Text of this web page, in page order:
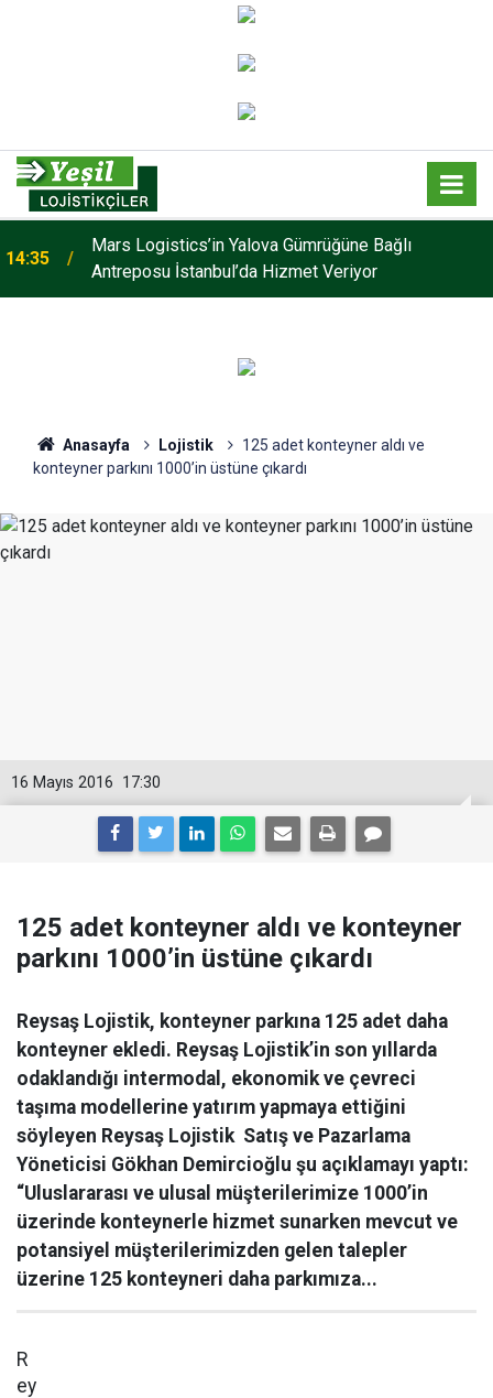
14:35
Mars Logistics’in Yalova Gümrüğüne Bağlı
Antreposu İstanbul’da Hizmet Veriyor
Anasayfa Lojistik
125 adet konteyner aldı ve
konteyner parkını 1000’in üstüne çıkardı
17:30
16 Mayıs 2016
125 adet konteyner aldı ve konteyner
parkını 1000’in üstüne çıkardı
Reysaş Lojistik, konteyner parkına 125 adet daha
konteyner ekledi. Reysaş Lojistik’in son yıllarda
odaklandığı intermodal, ekonomik ve çevreci
taşıma modellerine yatırım yapmaya ettiğini
söyleyen Reysaş Lojistik Satış ve Pazarlama
Yöneticisi Gökhan Demircioğlu şu açıklamayı yaptı:
“Uluslararası ve ulusal müşterilerimize 1000’in
üzerinde konteynerle hizmet sunarken mevcut ve
potansiyel müşterilerimizden gelen talepler
üzerine 125 konteyneri daha parkımıza...
R
ey